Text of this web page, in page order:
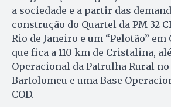
a sociedade e a partir das
construção do Quartel da PM 32
Rio de Janeiro e um “Pelotão”
que fica a 110 km de Cristalina,
Operacional da Patrulha Rural no
Bartolomeu e uma Base
COD.